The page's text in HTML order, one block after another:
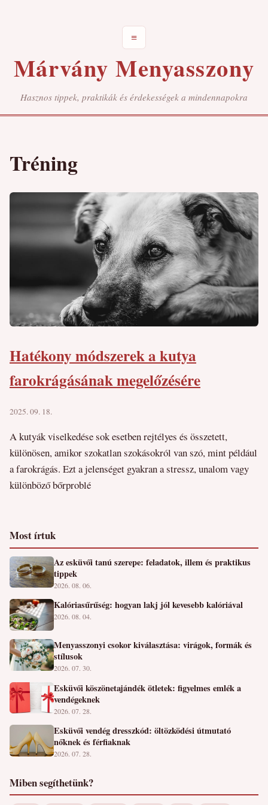
≡
Márvány Menyasszony
Hasznos tippek, praktikák és érdekességek a mindennapokra
Tréning
Hatékony módszerek a kutya
farokrágásának megelőzésére
2025. 09. 18.
A kutyák viselkedése sok esetben rejtélyes és összetett,
különösen, amikor szokatlan szokásokról van szó, mint például
a farokrágás. Ezt a jelenséget gyakran a stressz, unalom vagy
különböző bőrproblé
Most írtuk
Az esküvői tanú szerepe: feladatok, illem és praktikus
tippek
2026. 08. 06.
Kalóriasűrűség: hogyan lakj jól kevesebb kalóriával
2026. 08. 04.
Menyasszonyi csokor kiválasztása: virágok, formák és
stílusok
2026. 07. 30.
Esküvői köszönetajándék ötletek: figyelmes emlék a
vendégeknek
2026. 07. 28.
Esküvői vendég dresszkód: öltözködési útmutató
nőknek és férfiaknak
2026. 07. 28.
Miben segíthetünk?